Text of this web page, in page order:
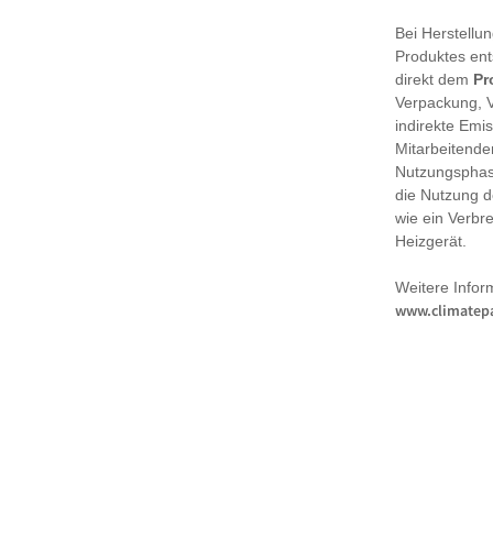
Bei
Produktes
direkt dem
Verpackung,
indirekte
die Nutzung
wie ein
Heizgerät.
Weitere